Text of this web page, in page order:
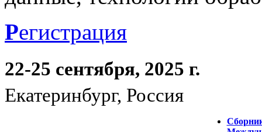
Регистрация
22-25 сентября, 2025 г.
Екатеринбург, Россия